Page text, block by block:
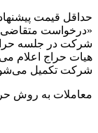
حداقل قیمت
«درخواست
شرکت در جلسه
هیات حراج اعلام
شرکت تکمیل
معاملات به روش